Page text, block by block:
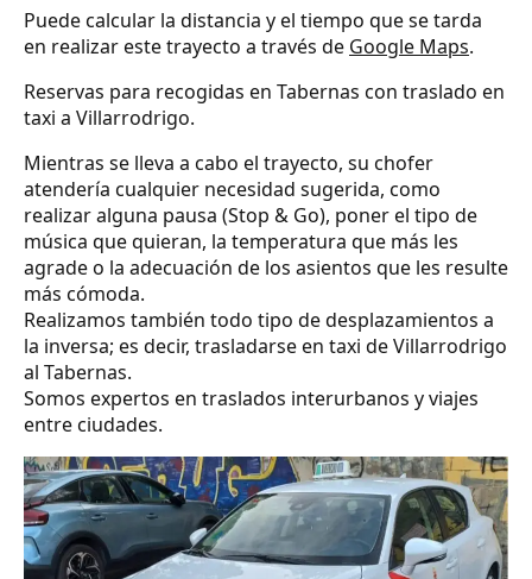
Puede calcular la distancia y el tiempo que se tarda
en realizar este trayecto a través de Google Maps.
Reservas para recogidas en Tabernas con traslado en
taxi a Villarrodrigo.
Mientras se lleva a cabo el trayecto, su chofer
atendería cualquier necesidad sugerida, como
realizar alguna pausa (Stop & Go), poner el tipo de
música que quieran, la temperatura que más les
agrade o la adecuación de los asientos que les resulte
más cómoda.
Realizamos también todo tipo de desplazamientos a
la inversa; es decir, trasladarse en taxi de Villarrodrigo
al Tabernas.
Somos expertos en traslados interurbanos y viajes
entre ciudades.